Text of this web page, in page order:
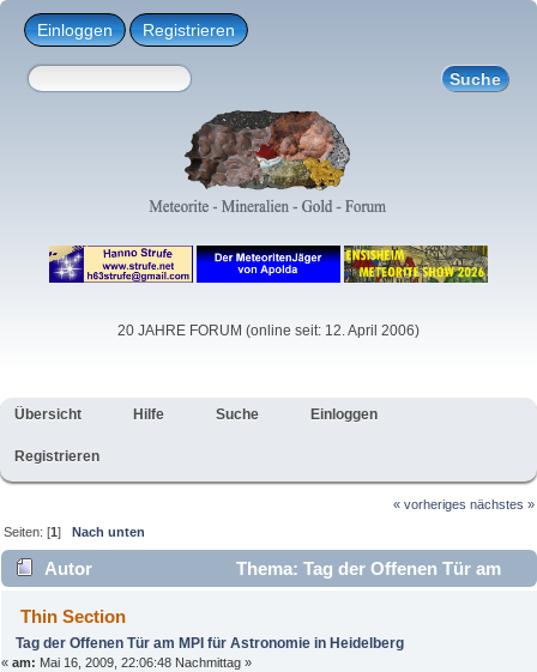
Einloggen Registrieren
20 JAHRE FORUM (online seit: 12. April 2006)
Übersicht Hilfe Suche Einloggen
Registrieren
« vorheriges nächstes »
Seiten: [1]Nach unten
Autor
Thema: Tag der Offenen Tür am
MPI für Astronomie in Heidelberg (Gelesen 2552 mal)
Thin Section
Tag der Offenen Tür am MPI für Astronomie in Heidelberg
« am: Mai 16, 2009, 22:06:48 Nachmittag »